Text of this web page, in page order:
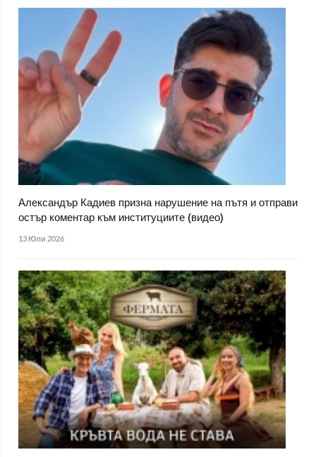
Александър Кадиев призна нарушение на пътя и отправи
остър коментар към институциите (видео)
13 Юли 2026